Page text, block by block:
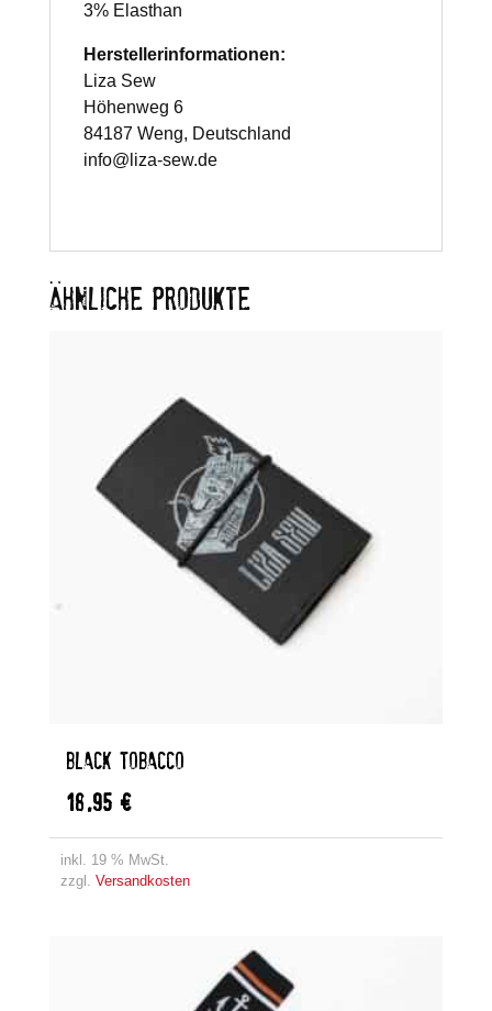
3% Elasthan
Herstellerinformationen:
Liza Sew
Höhenweg 6
84187 Weng, Deutschland
info@liza-sew.de
ÄHNLICHE PRODUKTE
BLACK TOBACCO
18,95 €
inkl. 19 % MwSt.
zzgl. Versandkosten